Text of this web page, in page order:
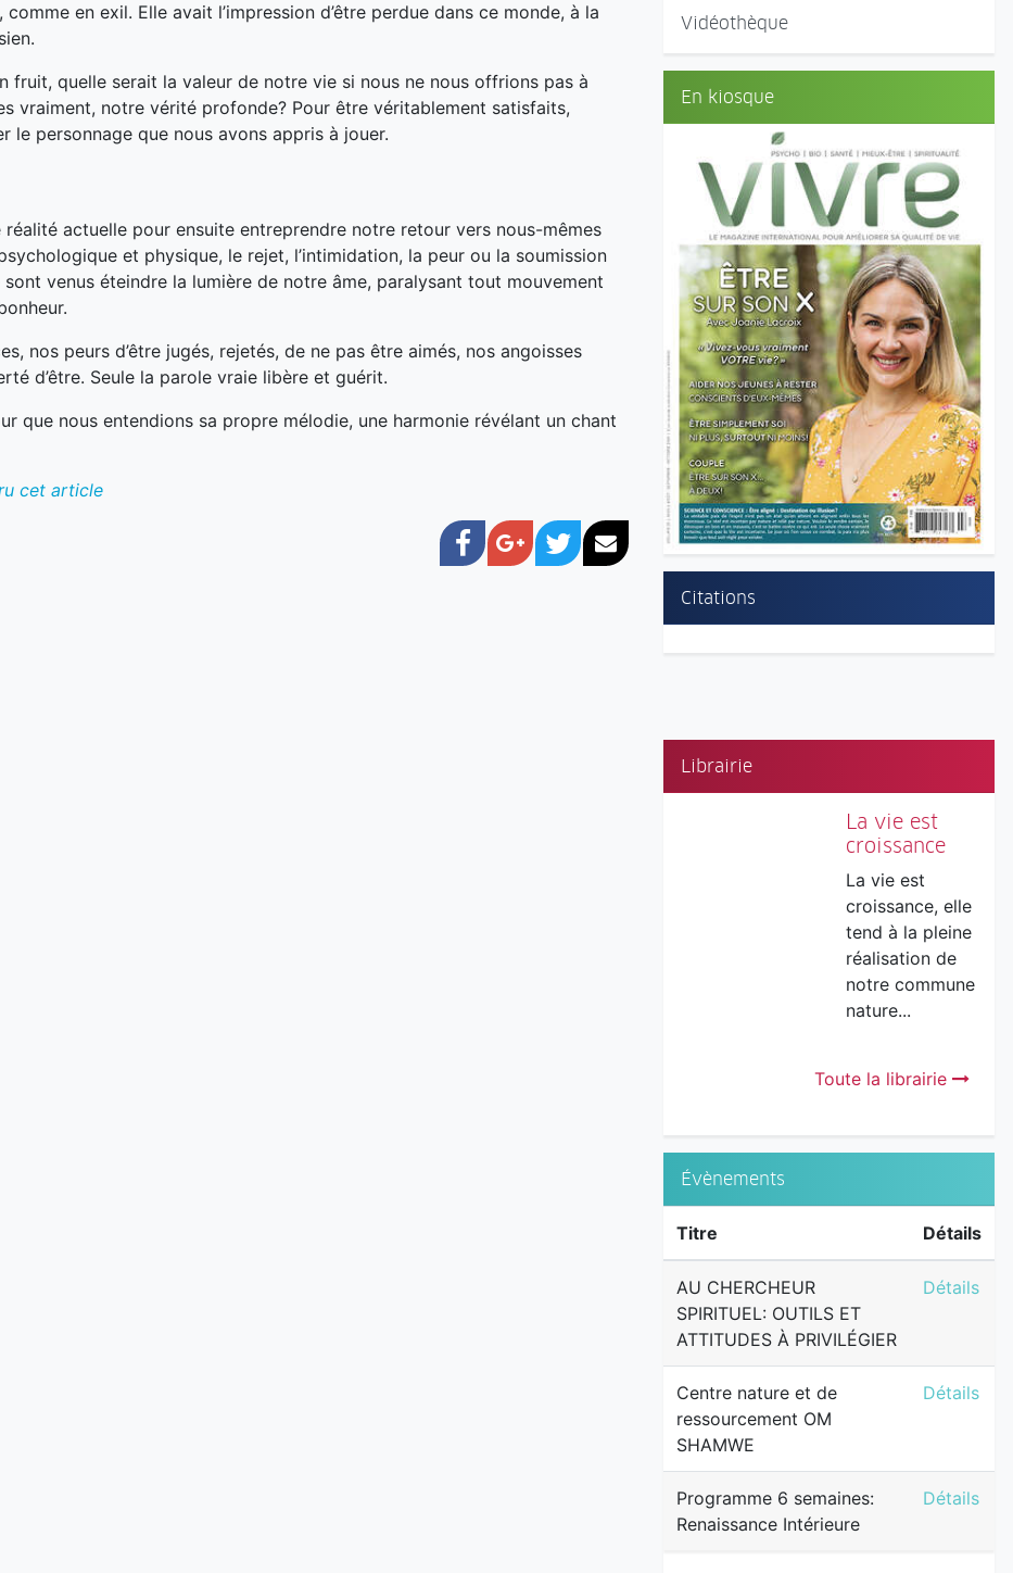
Vidéothèque
En kiosque
Citations
Librairie
La vie est
croissance
La vie est
croissance, elle
tend à la pleine
réalisation de
notre commune
nature...
Toute la librairie
Évènements
Titre Détails
AU CHERCHEUR
SPIRITUEL: OUTILS ET
ATTITUDES À PRIVILÉGIER
AU
Détails
Centre nature et de
ressourcement OM
SHAMWE
Centre
Détails
Programme 6 semaines:
Renaissance Intérieure
Détails
en exil. Elle avait l’impression d’être perdue dans ce monde, à la
fruit, quelle serait la valeur de notre vie si nous ne nous offrions pas à
vraiment, notre vérité profonde? Pour être véritablement satisfaits,
le personnage que nous avons appris à jouer.
actuelle pour ensuite entreprendre notre retour vers nous-mêmes
et physique, le rejet, l’intimidation, la peur ou la soumission
venus éteindre la lumière de notre âme, paralysant tout mouvement
nos peurs d’être jugés, rejetés, de ne pas être aimés, nos angoisses
d’être. Seule la parole vraie libère et guérit.
que nous entendions sa propre mélodie, une harmonie révélant un chant
cet article
Facebook
Google+
TwitterCourriel